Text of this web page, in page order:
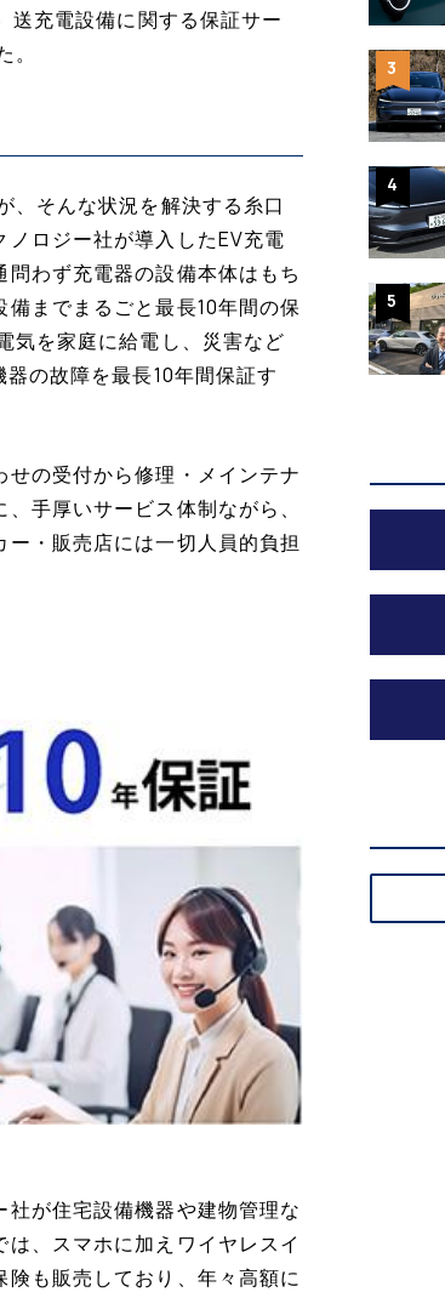
送充電設備に関する保証サー
、そんな状況を解決する糸口
ロジー社が導入したEV充電
わず充電器の設備本体はもち
までまるごと最長10年間の保
気を家庭に給電し、災害など
の故障を最長10年間保証す
の受付から修理・メインテナ
手厚いサービス体制ながら、
・販売店には一切人員的負担
が住宅設備機器や建物管理な
、スマホに加えワイヤレスイ
も販売しており、年々高額に